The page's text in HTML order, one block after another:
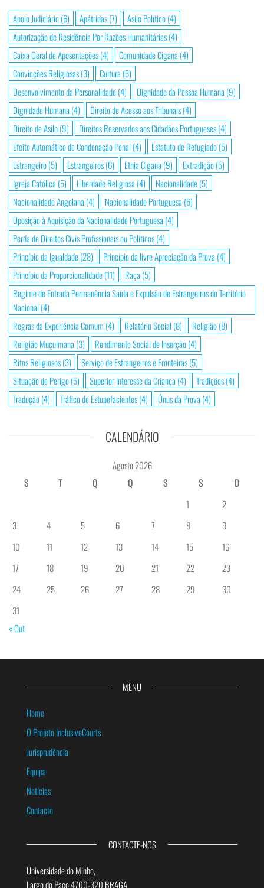
Apoio Judiciário(6) Apátridas(7) Asilo Político(4)
Autorização de Residência Por Razões Humanitárias(4)
Caixa Geral de Aposentações(4) Comunidade Cigana (4)
Convicções Religiosas(3) Cultura (5)
Desenvolvimento da Personalidade(4) Dignidade da Pessoa Humana (9)
Dignidade Humana (4) Direito de Acesso aos Tribunais(4)
Direito de Asilo(9) Direitos Reservados aos Cidadãos Portugueses(4)
Efeito Automático de Condenação Penal (4) Estatuto de Refugiado(5)
Estrangeiro(5) Estrangeiros(6) Etnia Cigana (9) Extradição(5)
Igreja Católica (5) Liberdade Religiosa (4) Nacionalidade(5)
Nacionalidade Angolana (4) Nacionalidade Portuguesa (6)
Oposição à Aquisição da Nacionalidade Portuguesa (4)
Perda de Direitos Civis Profissionais ou Políticos(4)
Princípio da Igualdade(28) Princípio da livre Apreciação da Prova (4)
Princípio da Proporcionalidade(11) Raça (5)
Regime de Entrada Permanência Saída e Expulsão de Estrangeiros do Território
Nacional (4)
Regras da Experiência Comum (4) Relatório Social (8) Religião(8)
Religião Muçulmana (3) Rendimento Social de Inserção(4)
Ritos Religiosos(3) Serviço de Estrangeiros e Fronteiras(5)
Situação de Perigo(5) Superior Interesse da Criança (4) Tradições(4)
Tradução(4) Tráfico de Estupefacientes(4) Ónus da Prova (4)
CALENDÁRIO
Agosto 2026
S
T Q Q S S
D
1
2
3
4 5 6 7 8
9
10
11 12 13 14 15
16
17
18 19 20 21 22
23
24
25 26 27 28 29
30
31
« Out
MENU
Home
O Projeto InclusiveCourts
Jurisprudência
Equipa
Notícias
Contacto
CONTACTE-NOS
Universidade do Minho,
Largo do Paço 4700-320 BRAGA